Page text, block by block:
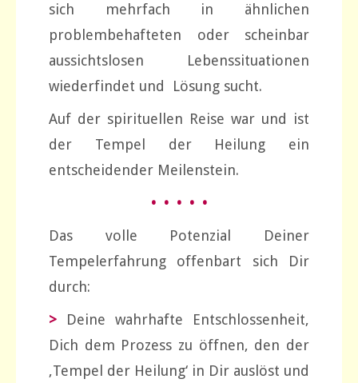
sich mehrfach in ähnlichen
problembehafteten oder scheinbar
aussichtslosen Lebenssituationen
wiederfindet und Lösung sucht.
Auf der spirituellen Reise war und ist
der Tempel der Heilung ein
entscheidender Meilenstein.
• • • • •
Das volle Potenzial Deiner
Tempelerfahrung offenbart sich Dir
durch:
>
Deine wahrhafte Entschlossenheit,
Dich dem Prozess zu öffnen, den der
‚Tempel der Heilung‘ in Dir auslöst und